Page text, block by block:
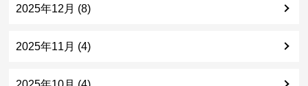
2025年12月 (8)
2025年11月 (4)